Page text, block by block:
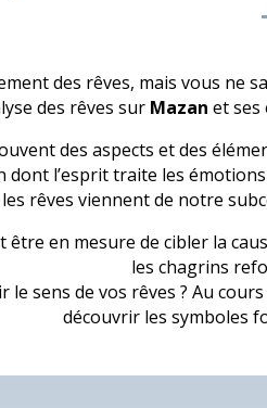
des rêves, mais vous ne
des rêves sur Mazan et ses
des aspects et des
dont l’esprit traite les
rêves viennent de notre
être en mesure de cibler la
les chagrins
le sens de vos rêves ? Au
découvrir les symboles